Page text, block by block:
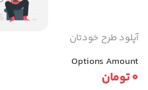
آپلود طرح خودتان
Options Amount
0تومان